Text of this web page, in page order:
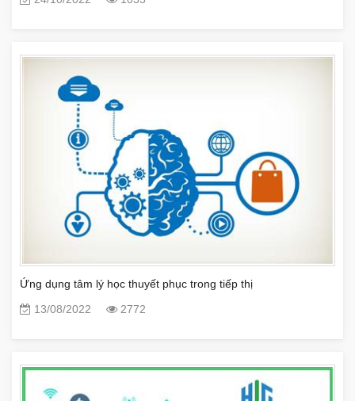
Ứng dụng tâm lý học thuyết phục trong tiếp thị
13/08/2022
2772